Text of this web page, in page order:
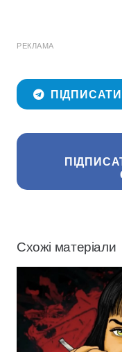
РЕКЛАМА
Схожі матеріали